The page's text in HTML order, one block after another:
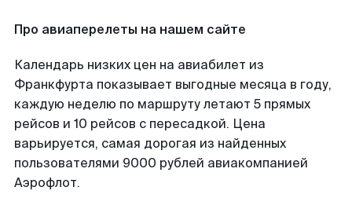
Про авиаперелеты на нашем сайте
Календарь низких цен на авиабилет из
Франкфурта показывает выгодные месяца в году,
каждую неделю по маршруту летают 5 прямых
рейсов и 10 рейсов с пересадкой. Цена
варьируется, самая дорогая из найденных
пользователями 9000 рублей авиакомпанией
Аэрофлот.